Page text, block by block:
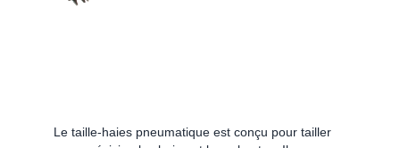
Le taille-haies pneumatique est conçu pour tailler